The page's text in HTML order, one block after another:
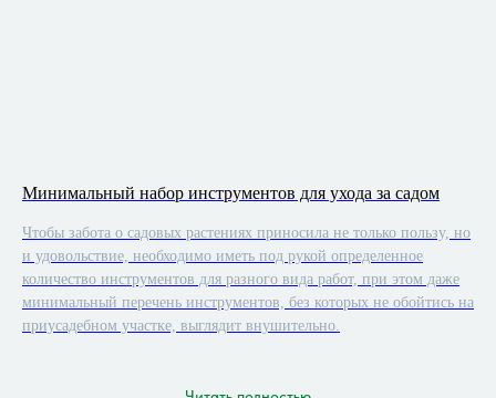
Минимальный набор инструментов для ухода за садом
Чтобы забота о садовых растениях приносила не только пользу, но
и удовольствие, необходимо иметь под рукой определенное
количество инструментов для разного вида работ, при этом даже
минимальный перечень инструментов, без которых не обойтись на
приусадебном участке, выглядит внушительно.